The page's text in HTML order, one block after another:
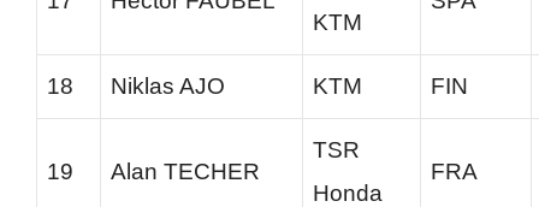
KTM
18 Niklas AJO KTM FIN
19 Alan TECHER
TSR
Honda
FRA